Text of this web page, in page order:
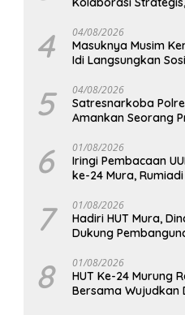
4 04/08/2026
Masuknya Musim
Idi Langsungkan
5 04/08/2026
Satresnarkoba
Amankan Seorang
Gram
6 01/08/2026
Iringi Pembacaan
ke-24 Mura,
yang Lebih Besar
7 01/08/2026
Hadiri HUT Mura,
Dukung
8 01/08/2026
HUT Ke-24 Murung
Bersama Wujudkan